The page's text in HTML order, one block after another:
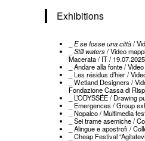
Exhibitions
_E se fosse una città/
_Still waters/ Video
Macerata / IT / 19.07.2025
_ Andare alla fonte /
_ Les résidus d’hier /
_ Wetland Designers /
Fondazione Cassa di
_ L’ODYSSÉE /
_ Emergences / Group
_ Nopalco / Multimedia
_ Sei trame asemiche /
_ Alingue e apostrofi /
_ Cheap Festival